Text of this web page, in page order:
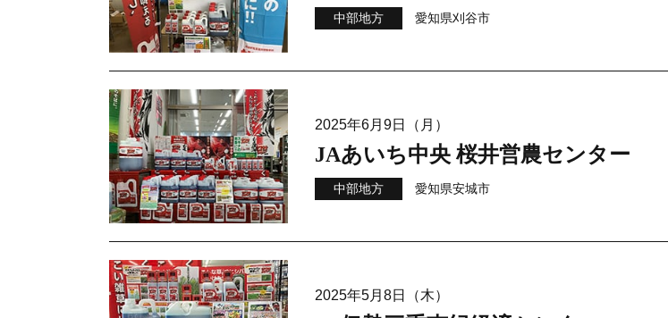
中部地方 愛知県刈谷市
2025年6月9日（月）
JAあいち中央 桜井営農センター
中部地方 愛知県安城市
2025年5月8日（木）